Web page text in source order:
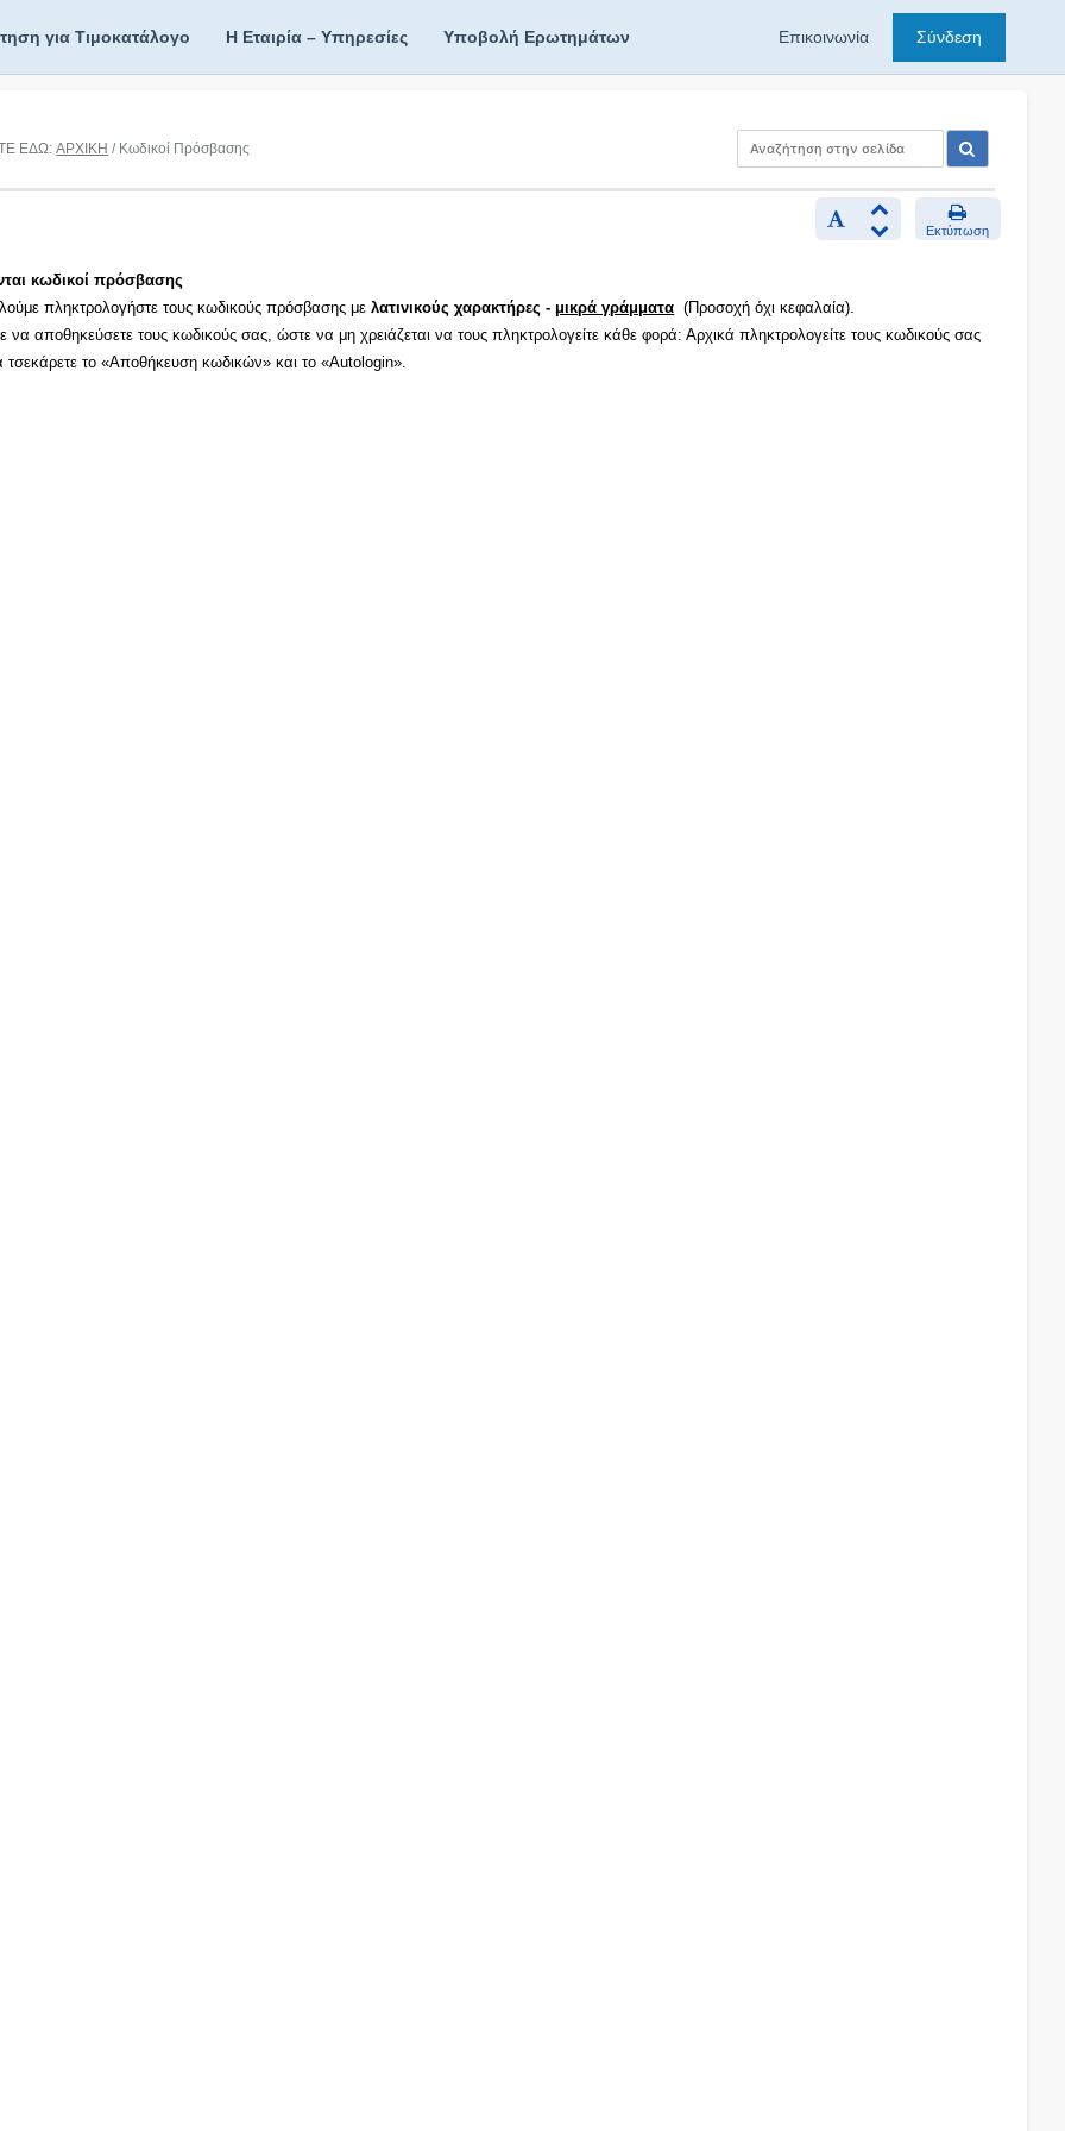
για Τιμοκατάλογο Η Εταιρία – Υπηρεσίες Υποβολή Ερωτημάτων Επικοινωνία Σύνδεση
ΕΔΩ:ΑΡΧΙΚΗ / Κωδικοί Πρόσβασης
Εκτύπωση
κωδικοί πρόσβασης
πληκτρολογήστε τους κωδικούς πρόσβασης μελατινικούς χαρακτήρες - μικρά γράμματα (Προσοχή όχι κεφαλαία).
να αποθηκεύσετε τους κωδικούς σας, ώστε να μη χρειάζεται να τους πληκτρολογείτε κάθε φορά: Αρχικά πληκτρολογείτε τους κωδικούς σας
τσεκάρετε το «Αποθήκευση κωδικών» και το «Autologin».